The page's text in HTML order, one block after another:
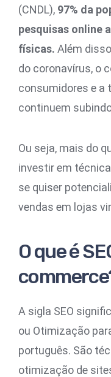
(CNDL), 97% da
pesquisas online
físicas. Além
do coronavírus, o
consumidores e a
continuem
Ou seja, mais do
investir em
se quiser
vendas em lojas
O que é
A sigla SEO
ou Otimização
português. São
otimização de